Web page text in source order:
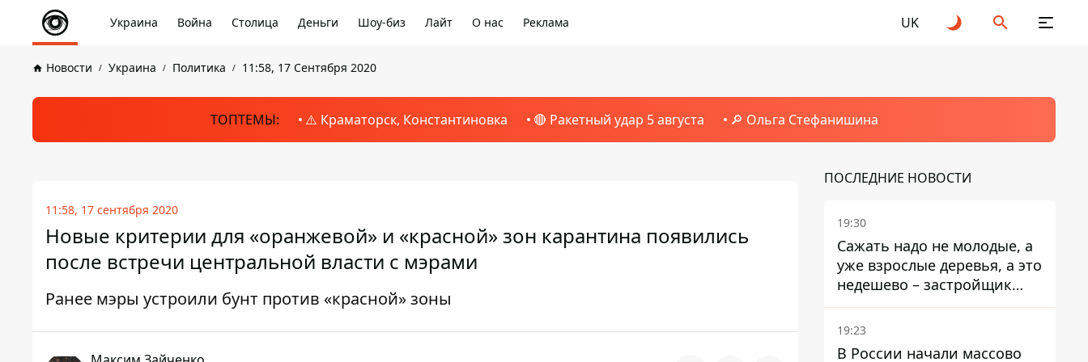
Украина Война Столица Деньги Шоу-биз Лайт О нас Реклама UK
Новости Украина Политика 11:58, 17 Сентября 2020
ТОПТЕМЫ: ⚠️ Краматорск, Константиновка 🔴 Ракетный удар 5 августа 🔎 Ольга Стефанишина
11:58, 17 сентября 2020
Новые критерии для «оранжевой» и «красной» зон карантина появились
после встречи центральной власти с мэрами
Ранее мэры устроили бунт против «красной» зоны
ПОСЛЕДНИЕ НОВОСТИ
19:30
Сажать надо не молодые, а
уже взрослые деревья, а это
недешево – застройщик
Никонов
19:23
В России начали массово